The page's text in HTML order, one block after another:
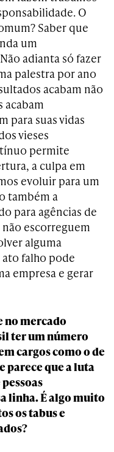
O
Saber que
um
adianta só fazer
palestra por ano
acabam não
acabam
para suas vidas
vieses
permite
a culpa em
evoluir para um
também a
para agências de
escorreguem
alguma
falho pode
empresa e gerar
no mercado
ter um número
cargos como o de
parece que a luta
linha. É algo muito
os tabus e